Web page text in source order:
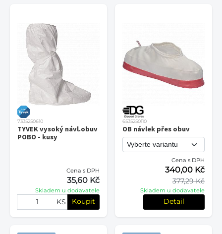
7335250610
TYVEK vysoký návl.obuv
POBO - kusy
Cena s DPH
35,60 Kč
Skladem u dodavatele
KS Koupit
6535250110
OB návlek přes obuv
Cena s DPH
377,29 Kč
340,00 Kč
Skladem u dodavatele
Detail